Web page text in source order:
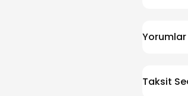
Yorumlar
Taksit